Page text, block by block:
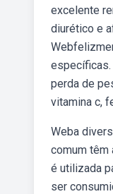
excelente
diurético e
específicas.
perda de
vitamina c,
Weba
comum têm
é utilizada
ser